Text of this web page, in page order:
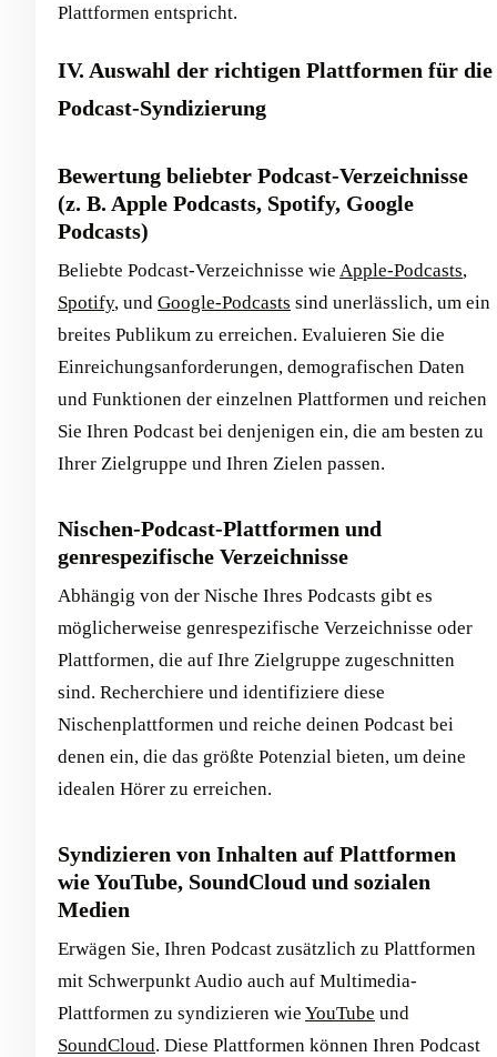
Plattformen entspricht.
IV. Auswahl der richtigen Plattformen für die
Podcast-Syndizierung
Bewertung beliebter Podcast-Verzeichnisse
(z. B. Apple Podcasts, Spotify, Google
Podcasts)
Beliebte Podcast-Verzeichnisse wie Apple-Podcasts,
Spotify, und Google-Podcasts sind unerlässlich, um ein
breites Publikum zu erreichen. Evaluieren Sie die
Einreichungsanforderungen, demografischen Daten
und Funktionen der einzelnen Plattformen und reichen
Sie Ihren Podcast bei denjenigen ein, die am besten zu
Ihrer Zielgruppe und Ihren Zielen passen.
Nischen-Podcast-Plattformen und
genrespezifische Verzeichnisse
Abhängig von der Nische Ihres Podcasts gibt es
möglicherweise genrespezifische Verzeichnisse oder
Plattformen, die auf Ihre Zielgruppe zugeschnitten
sind. Recherchiere und identifiziere diese
Nischenplattformen und reiche deinen Podcast bei
denen ein, die das größte Potenzial bieten, um deine
idealen Hörer zu erreichen.
Syndizieren von Inhalten auf Plattformen
wie YouTube, SoundCloud und sozialen
Medien
Erwägen Sie, Ihren Podcast zusätzlich zu Plattformen
mit Schwerpunkt Audio auch auf Multimedia-
Plattformen zu syndizieren wie YouTube und
SoundCloud. Diese Plattformen können Ihren Podcast